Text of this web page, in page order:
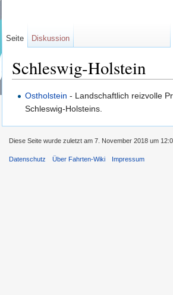
Schleswig-Holstein
Ostholstein - Landschaftlich reizvolle
Schleswig-Holsteins.
Seite Diskussion
Diese Seite wurde zuletzt am 7. November 2018 um
Datenschutz Über Fahrten-Wiki Impressum